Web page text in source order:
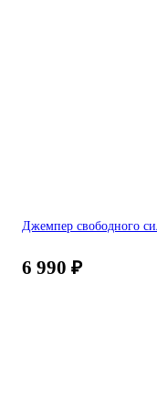
Джемпер свободного
6 990 ₽